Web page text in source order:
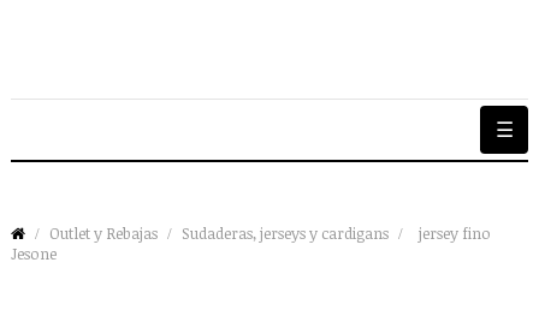
de
☰
Outlet y Rebajas Sudaderas, jerseys y cardigans
jersey fino
Jesone